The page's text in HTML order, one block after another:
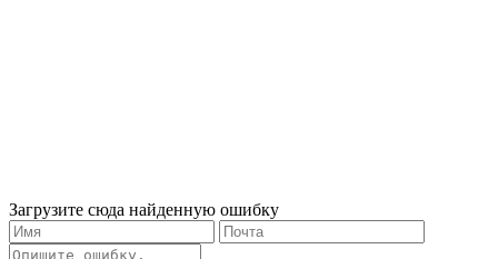
Загрузите сюда найденную ошибку